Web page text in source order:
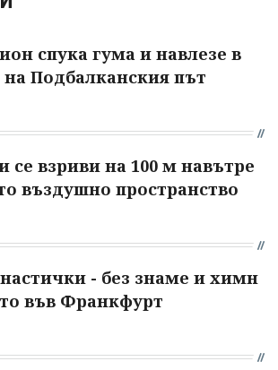
спука гума и навлезе в
Подбалканския път
се взриви на 100 м навътре
въздушно пространство
- без знаме и химн
във Франкфурт